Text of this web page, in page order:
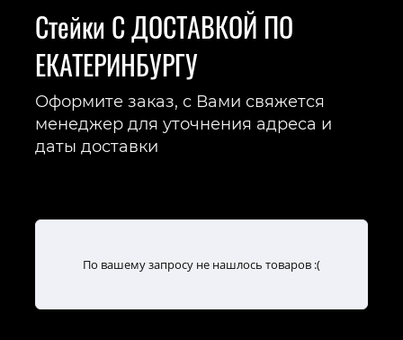
Стейки С ДОСТАВКОЙ ПО
ЕКАТЕРИНБУРГУ
Оформите заказ, с Вами свяжется
менеджер для уточнения адреса и
даты доставки
По вашему запросу не нашлось товаров :(